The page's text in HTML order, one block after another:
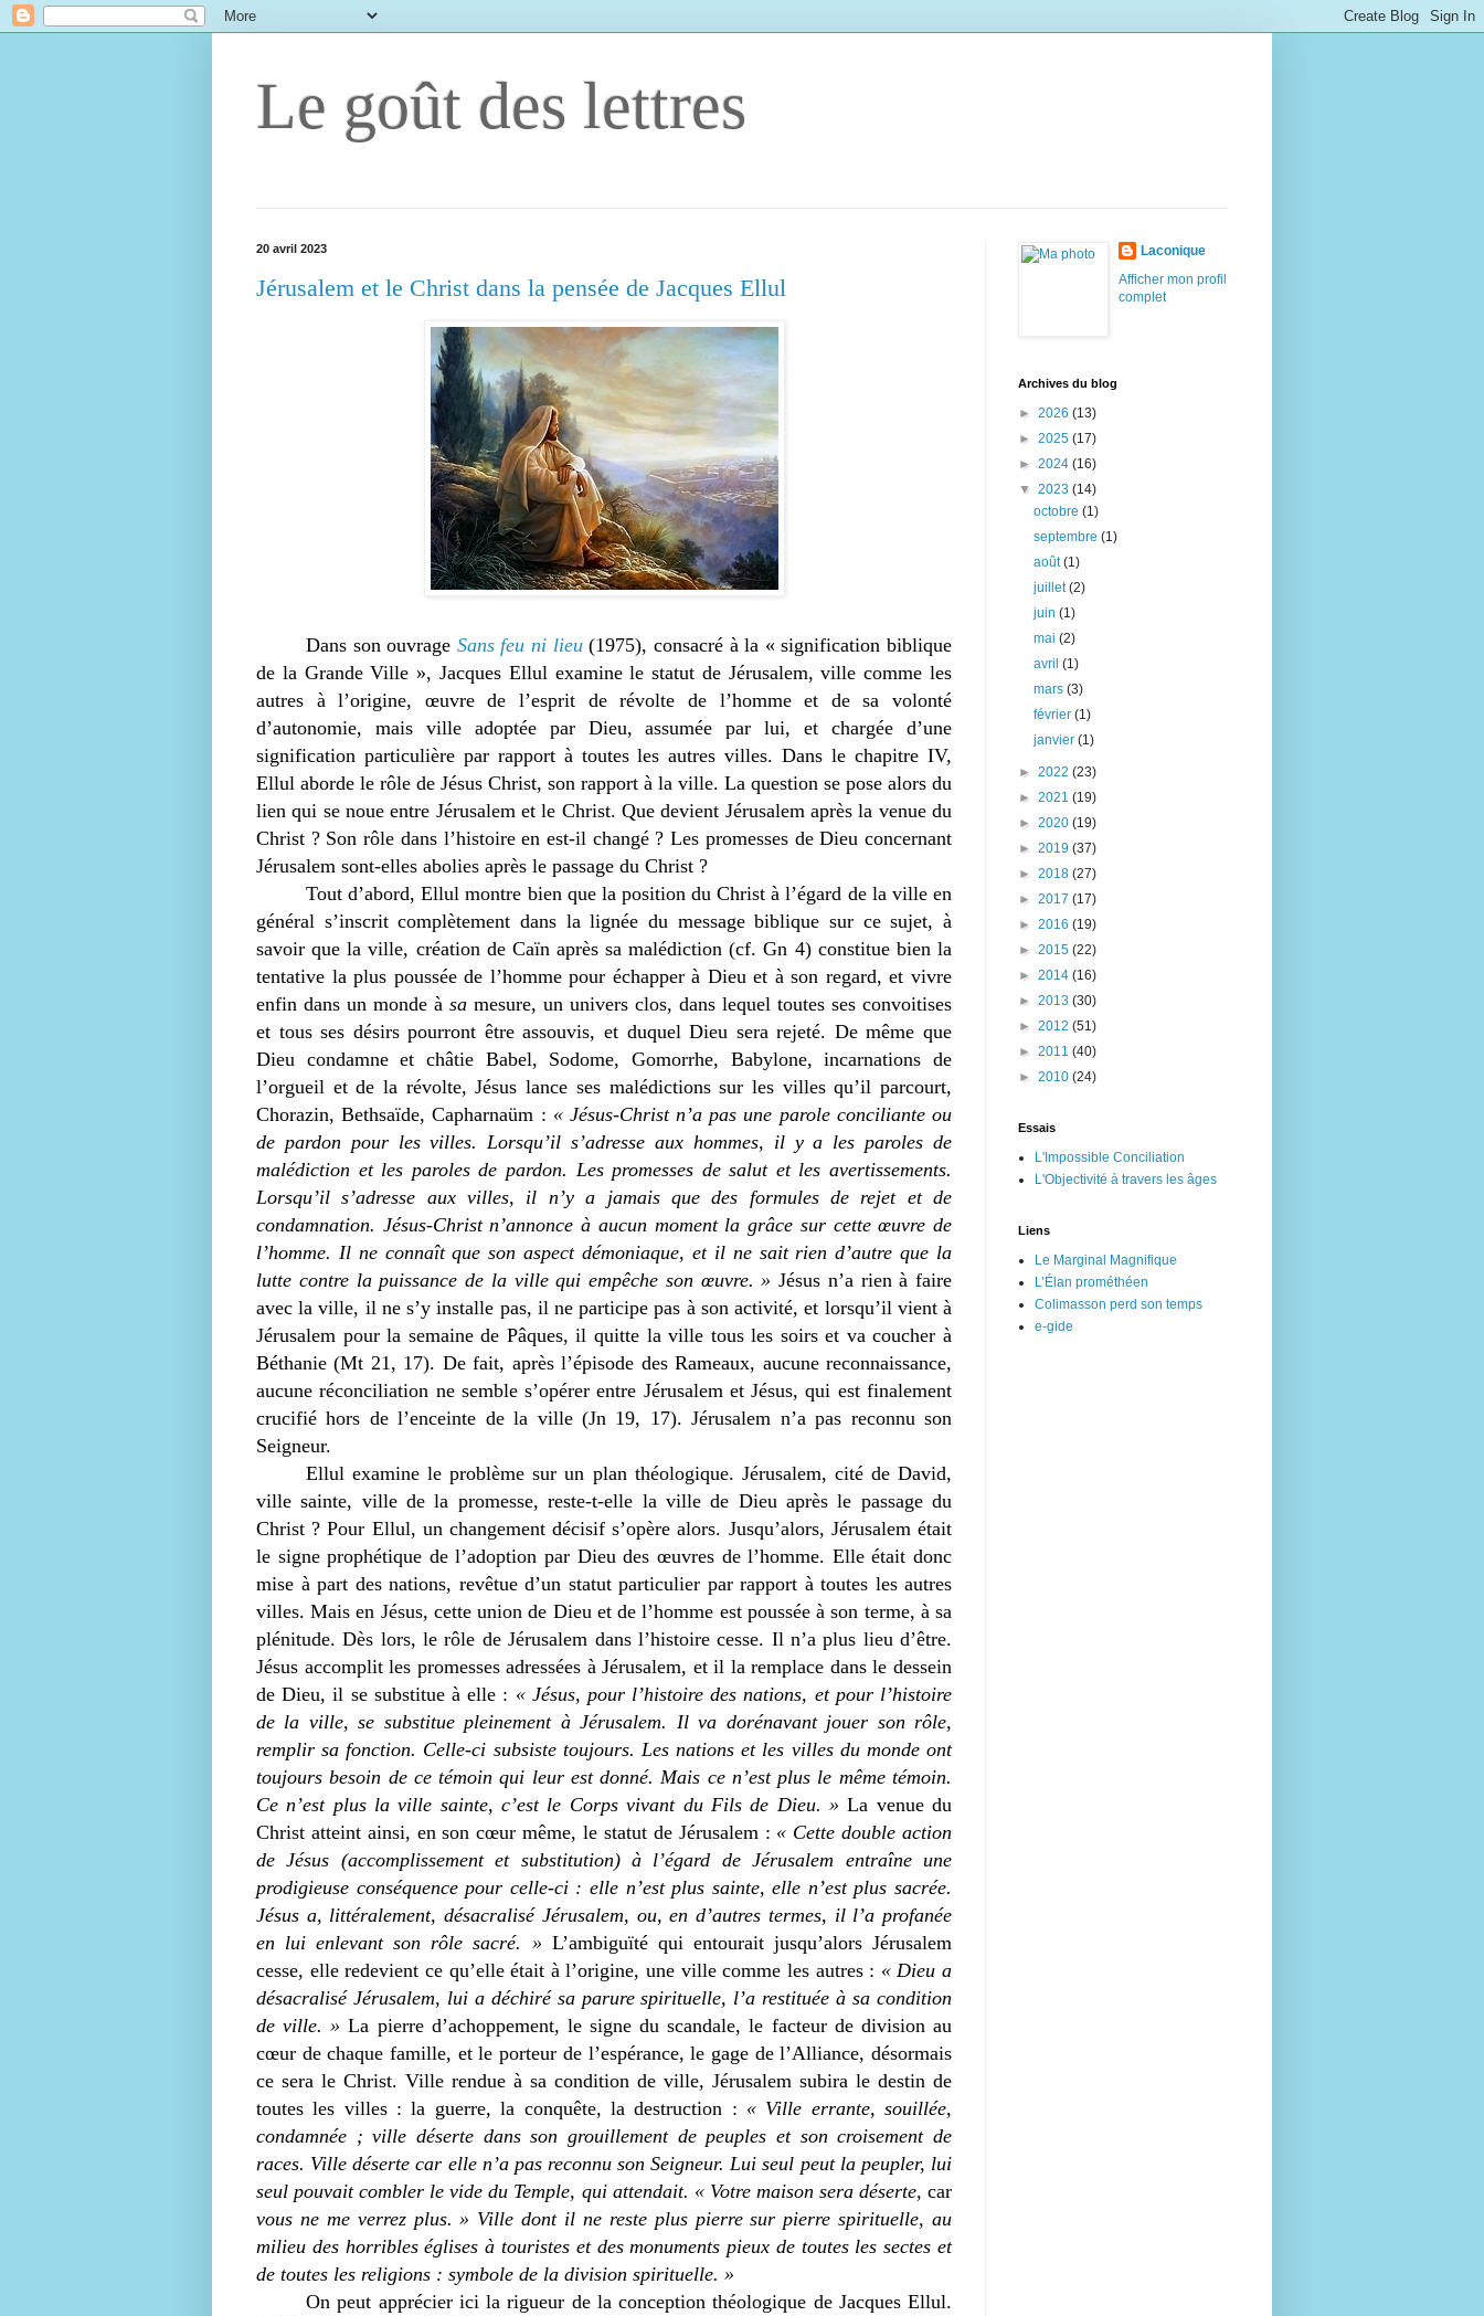
Le goût des lettres
20 avril 2023
Jérusalem et le Christ dans la pensée de Jacques Ellul
Dans son ouvrage Sans feu ni lieu(1975), consacré à la « signification biblique
de la Grande Ville », Jacques Ellul examine le statut de Jérusalem, ville comme les
autres à l’origine, œuvre de l’esprit de révolte de l’homme et de sa volonté
d’autonomie, mais ville adoptée par Dieu, assumée par lui, et chargée d’une
signification particulière par rapport à toutes les autres villes. Dans le chapitre IV,
Ellul aborde le rôle de Jésus Christ, son rapport à la ville. La question se pose alors du
lien qui se noue entre Jérusalem et le Christ. Que devient Jérusalem après la venue du
Christ ? Son rôle dans l’histoire en est-il changé ? Les promesses de Dieu concernant
Jérusalem sont-elles abolies après le passage du Christ ?
Tout d’abord, Ellul montre bien que la position du Christ à l’égard de la ville en
général s’inscrit complètement dans la lignée du message biblique sur ce sujet, à
savoir que la ville, création de Caïn après sa malédiction (cf. Gn 4) constitue bien la
tentative la plus poussée de l’homme pour échapper à Dieu et à son regard, et vivre
enfin dans un monde à sa mesure, un univers clos, dans lequel toutes ses convoitises
et tous ses désirs pourront être assouvis, et duquel Dieu sera rejeté. De même que
Dieu condamne et châtie Babel, Sodome, Gomorrhe, Babylone, incarnations de
l’orgueil et de la révolte, Jésus lance ses malédictions sur les villes qu’il parcourt,
Chorazin, Bethsaïde, Capharnaüm : « Jésus-Christ n’a pas une parole conciliante ou
de pardon pour les villes. Lorsqu’il s’adresse aux hommes, il y a les paroles de
malédiction et les paroles de pardon. Les promesses de salut et les avertissements.
Lorsqu’il s’adresse aux villes, il n’y a jamais que des formules de rejet et de
condamnation. Jésus-Christ n’annonce à aucun moment la grâce sur cette œuvre de
l’homme. Il ne connaît que son aspect démoniaque, et il ne sait rien d’autre que la
lutte contre la puissance de la ville qui empêche son œuvre. » Jésus n’a rien à faire
avec la ville, il ne s’y installe pas, il ne participe pas à son activité, et lorsqu’il vient à
Jérusalem pour la semaine de Pâques, il quitte la ville tous les soirs et va coucher à
Béthanie (Mt 21, 17). De fait, après l’épisode des Rameaux, aucune reconnaissance,
aucune réconciliation ne semble s’opérer entre Jérusalem et Jésus, qui est finalement
crucifié hors de l’enceinte de la ville (Jn 19, 17). Jérusalem n’a pas reconnu son
Seigneur.
Ellul examine le problème sur un plan théologique. Jérusalem, cité de David,
ville sainte, ville de la promesse, reste-t-elle la ville de Dieu après le passage du
Christ ? Pour Ellul, un changement décisif s’opère alors. Jusqu’alors, Jérusalem était
le signe prophétique de l’adoption par Dieu des œuvres de l’homme. Elle était donc
mise à part des nations, revêtue d’un statut particulier par rapport à toutes les autres
villes. Mais en Jésus, cette union de Dieu et de l’homme est poussée à son terme, à sa
plénitude. Dès lors, le rôle de Jérusalem dans l’histoire cesse. Il n’a plus lieu d’être.
Jésus accomplit les promesses adressées à Jérusalem, et il la remplace dans le dessein
de Dieu, il se substitue à elle : « Jésus, pour l’histoire des nations, et pour l’histoire
de la ville, se substitue pleinement à Jérusalem. Il va dorénavant jouer son rôle,
remplir sa fonction. Celle-ci subsiste toujours. Les nations et les villes du monde ont
toujours besoin de ce témoin qui leur est donné. Mais ce n’est plus le même témoin.
Ce n’est plus la ville sainte, c’est le Corps vivant du Fils de Dieu. » La venue du
Christ atteint ainsi, en son cœur même, le statut de Jérusalem : « Cette double action
de Jésus (accomplissement et substitution) à l’égard de Jérusalem entraîne une
prodigieuse conséquence pour celle-ci : elle n’est plus sainte, elle n’est plus sacrée.
Jésus a, littéralement, désacralisé Jérusalem, ou, en d’autres termes, il l’a profanée
en lui enlevant son rôle sacré. » L’ambiguïté qui entourait jusqu’alors Jérusalem
cesse, elle redevient ce qu’elle était à l’origine, une ville comme les autres : « Dieu a
désacralisé Jérusalem, lui a déchiré sa parure spirituelle, l’a restituée à sa condition
de ville. » La pierre d’achoppement, le signe du scandale, le facteur de division au
cœur de chaque famille, et le porteur de l’espérance, le gage de l’Alliance, désormais
ce sera le Christ. Ville rendue à sa condition de ville, Jérusalem subira le destin de
toutes les villes : la guerre, la conquête, la destruction : « Ville errante, souillée,
condamnée ; ville déserte dans son grouillement de peuples et son croisement de
races. Ville déserte car elle n’a pas reconnu son Seigneur. Lui seul peut la peupler, lui
seul pouvait combler le vide du Temple, qui attendait. « Votre maison sera déserte, car
vous ne me verrez plus. » Ville dont il ne reste plus pierre sur pierre spirituelle, au
milieu des horribles églises à touristes et des monuments pieux de toutes les sectes et
de toutes les religions : symbole de la division spirituelle. »
On peut apprécier ici la rigueur de la conception théologique de Jacques Ellul.
Laconique
Afficher mon profil
complet
Archives du blog
► 2026 (13)
► 2025 (17)
► 2024 (16)
▼ 2023 (14)
octobre(1)
septembre(1)
août(1)
juillet(2)
juin(1)
mai(2)
avril(1)
mars(3)
février(1)
janvier(1)
► 2022 (23)
► 2021 (19)
► 2020 (19)
► 2019 (37)
► 2018 (27)
► 2017 (17)
► 2016 (19)
► 2015 (22)
► 2014 (16)
► 2013 (30)
► 2012 (51)
► 2011 (40)
► 2010 (24)
Essais
L'Impossible Conciliation
L'Objectivité à travers les âges
Liens
Le Marginal Magnifique
L’Élan prométhéen
Colimasson perd son temps
e-gide